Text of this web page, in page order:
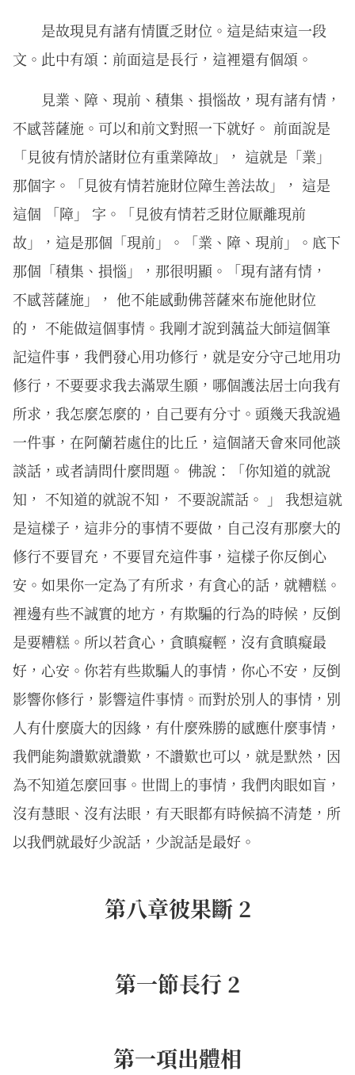
是故現見有諸有情匱乏財位。這是結束這一段
文。此中有頌：前面這是長行，這裡還有個頌。
見業、障、現前、積集、損惱故，現有諸有情，
不感菩薩施。可以和前文對照一下就好。 前面說是
「見彼有情於諸財位有重業障故」， 這就是「業」
那個字。「見彼有情若施財位障生善法故」， 這是
這個 「障」 字。「見彼有情若乏財位厭離現前
故」，這是那個「現前」。「業、障、現前」。底下
那個「積集、損惱」，那很明顯。「現有諸有情，
不感菩薩施」， 他不能感動佛菩薩來布施他財位
的， 不能做這個事情。我剛才說到蕅益大師這個筆
記這件事，我們發心用功修行，就是安分守己地用功
修行，不要要求我去滿眾生願，哪個護法居士向我有
所求，我怎麼怎麼的，自己要有分寸。頭幾天我說過
一件事，在阿蘭若處住的比丘，這個諸天會來同他談
談話，或者請問什麼問題。 佛說：「你知道的就說
知， 不知道的就說不知， 不要說謊話。 」 我想這就
是這樣子，這非分的事情不要做，自己沒有那麼大的
修行不要冒充，不要冒充這件事，這樣子你反倒心
安。如果你一定為了有所求，有貪心的話，就糟糕。
裡邊有些不誠實的地方，有欺騙的行為的時候，反倒
是要糟糕。所以若貪心，貪瞋癡輕，沒有貪瞋癡最
好，心安。你若有些欺騙人的事情，你心不安，反倒
影響你修行，影響這件事情。而對於別人的事情，別
人有什麼廣大的因緣，有什麼殊勝的感應什麼事情，
我們能夠讚歎就讚歎，不讚歎也可以，就是默然，因
為不知道怎麼回事。世間上的事情，我們肉眼如盲，
沒有慧眼、沒有法眼，有天眼都有時候搞不清楚，所
以我們就最好少說話，少說話是最好。
第八章彼果斷 2
第一節長行 2
第一項出體相